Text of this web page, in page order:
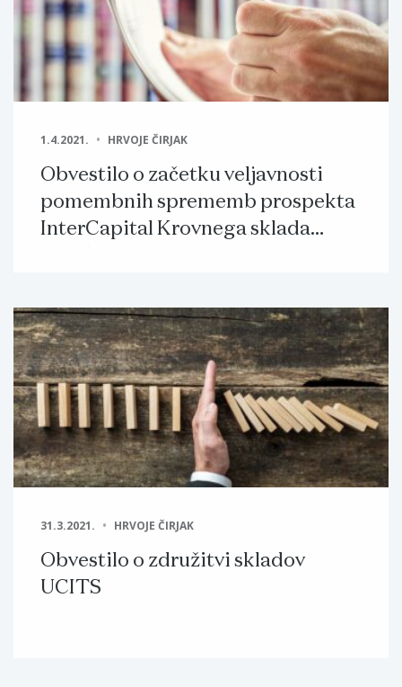
1.4.2021. HRVOJE ČIRJAK
Obvestilo o začetku veljavnosti
pomembnih sprememb prospekta
InterCapital Krovnega sklada
31.3.2021. HRVOJE ČIRJAK
Obvestilo o združitvi skladov
UCITS